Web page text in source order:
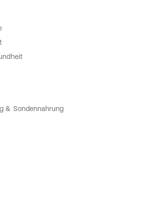
& Sondennahrung